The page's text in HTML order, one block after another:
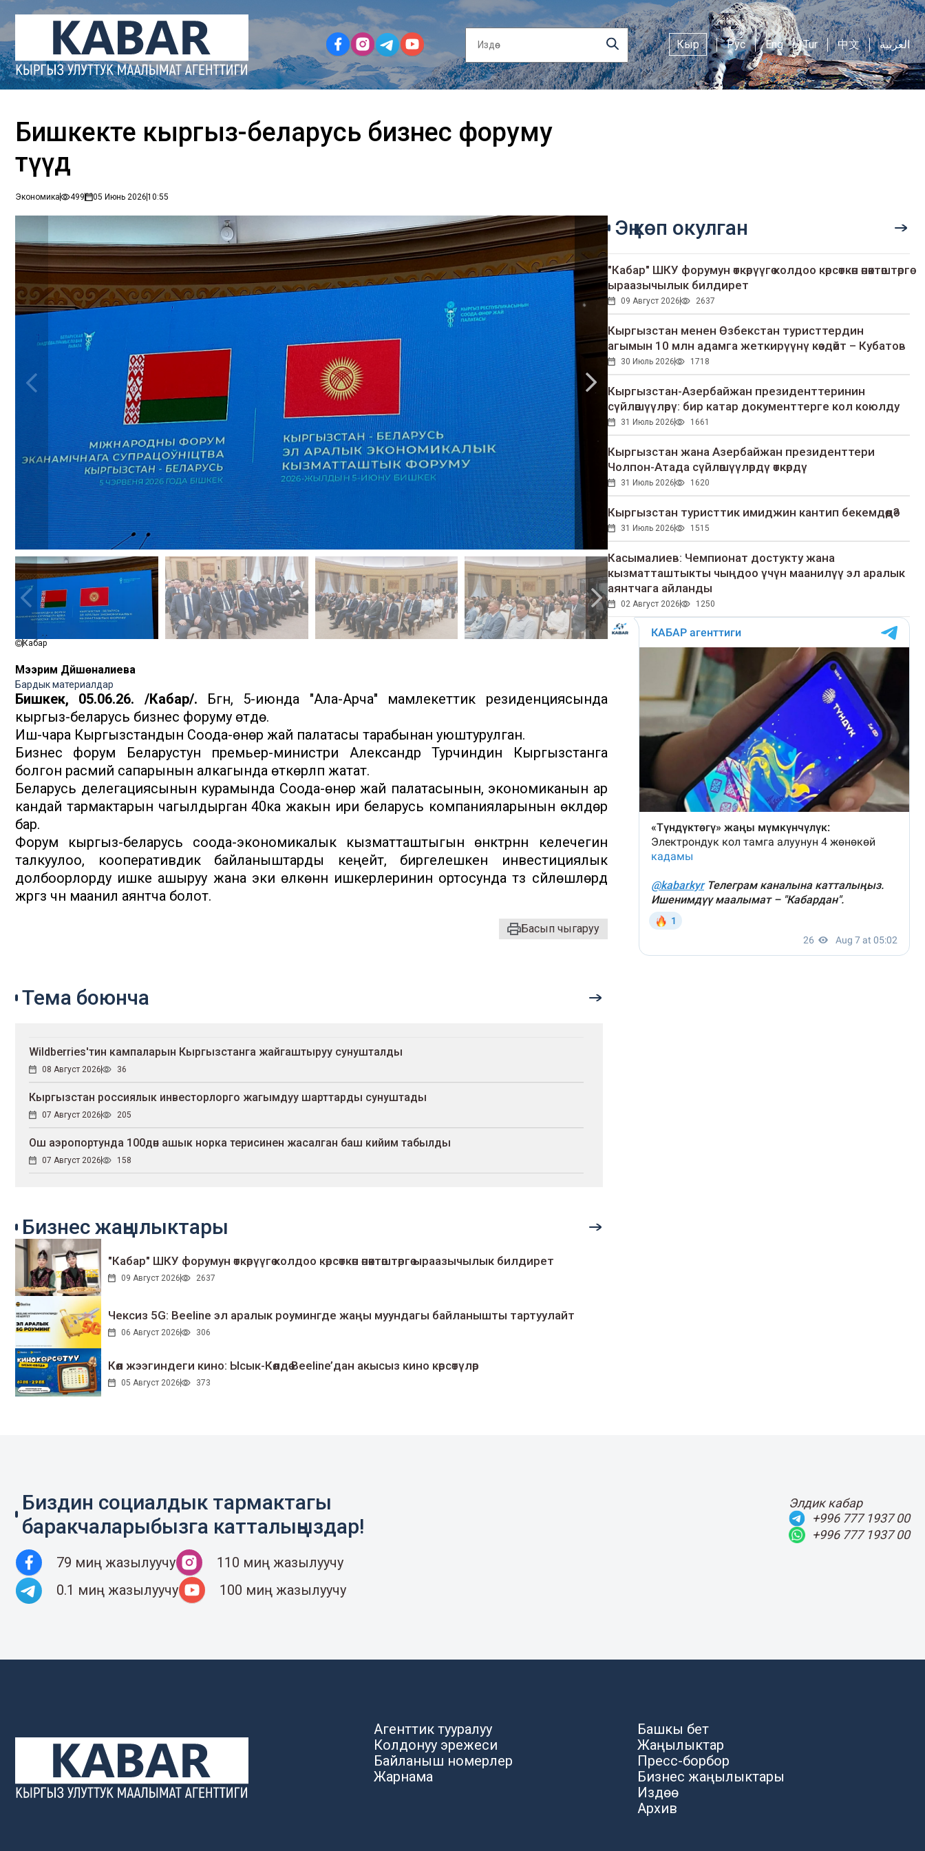
Кыр Рус Eng Tur 中文 العربية
Бишкекте кыргыз-беларусь бизнес форуму
өтүүдө
Экономика 499 05 Июнь 202610:55
Кабар
Мээрим Дүйшөналиева
Бардык материалдар
Бишкек, 05.06.26. /Кабар/. Бүгүн, 5-июнда "Ала-Арча" мамлекеттик резиденциясында
кыргыз-беларусь бизнес форуму өтүүдө.
Иш-чара Кыргызстандын Соода-өнөр жай палатасы тарабынан уюштурулган.
Бизнес форум Беларустун премьер-министри Александр Турчиндин Кыргызстанга
болгон расмий сапарынын алкагында өткөрүлүп жатат.
Беларусь делегациясынын курамында Соода-өнөр жай палатасынын, экономиканын ар
кандай тармактарын чагылдырган 40ка жакын ири беларусь компанияларынын өкүлдөрү
бар.
Форум кыргыз-беларусь соода-экономикалык кызматташтыгын өнүктүрүүнүн келечегин
талкуулоо, кооперативдик байланыштарды кеңейтүү, биргелешкен инвестициялык
долбоорлорду ишке ашыруу жана эки өлкөнүн ишкерлеринин ортосунда түз сүйлөшүүлөрдү
жүргүзүү үчүн маанилүү аянтча болот.
Басып чыгаруу
Эң көп окулган
"Кабар" ШКУ форумун өткөрүүгө колдоо көрсөткөн өнөктөштөргө
ыраазычылык билдирет
09 Август 2026 2637
Кыргызстан менен Өзбекстан туристтердин
агымын 10 млн адамга жеткирүүнү көздөйт – Кубатов
30 Июль 2026 1718
Кыргызстан-Азербайжан президенттеринин
сүйлөшүүлөрү: бир катар документтерге кол коюлду
31 Июль 2026 1661
Кыргызстан жана Азербайжан президенттери
Чолпон-Атада сүйлөшүүлөрдү өткөрдү
31 Июль 2026 1620
Кыргызстан туристтик имиджин кантип бекемдөөдө?
31 Июль 2026 1515
Касымалиев: Чемпионат достукту жана
кызматташтыкты чыңдоо үчүн маанилүү эл аралык
аянтчага айланды
02 Август 2026 1250
Тема боюнча
Wildberries'тин кампаларын Кыргызстанга жайгаштыруу сунушталды
08 Август 2026 36
Кыргызстан россиялык инвесторлорго жагымдуу шарттарды сунуштады
07 Август 2026 205
Ош аэропортунда 100дөн ашык норка терисинен жасалган баш кийим табылды
07 Август 2026 158
Бизнес жаңылыктары
"Кабар" ШКУ форумун өткөрүүгө колдоо көрсөткөн өнөктөштөргө ыраазычылык билдирет
09 Август 2026 2637
Чексиз 5G: Beeline эл аралык роумингде жаңы муундагы байланышты тартуулайт
06 Август 2026 306
Көл жээгиндеги кино: Ысык-Көлдө Beeline’дан акысыз кино көрсөтүлөр
05 Август 2026 373
Биздин социалдык тармактагы
баракчаларыбызга катталыңыздар!
79 миң жазылуучу
110 миң жазылуучу
0.1 миң жазылуучу
100 миң жазылуучу
Элдик кабар
+996 777 1937 00
+996 777 1937 00
Агенттик тууралуу
Колдонуу эрежеси
Байланыш номерлер
Жарнама
Башкы бет
Жаңылыктар
Пресс-борбор
Бизнес жаңылыктары
Издөө
Архив